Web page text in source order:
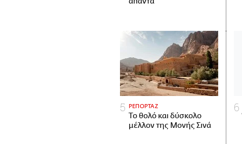
ΡΕΠΟΡΤΑΖ
Το θολό και δύσκολο
μέλλον της Μονής Σινά